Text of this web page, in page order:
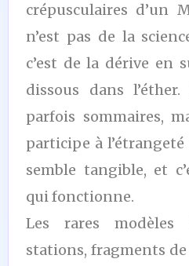
crépusculaires d’un
n’est pas de la
c’est de la dérive en
dissous dans
parfois sommaires,
participe à
semble tangible, et
qui fonctionne.
Les rares
stations, fragments